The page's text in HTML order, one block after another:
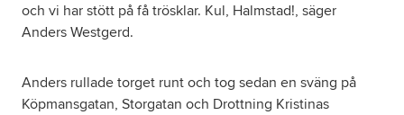
och vi har stött på få trösklar. Kul, Halmstad!, säger
Anders Westgerd.
Anders rullade torget runt och tog sedan en sväng på
Köpmansgatan, Storgatan och Drottning Kristinas